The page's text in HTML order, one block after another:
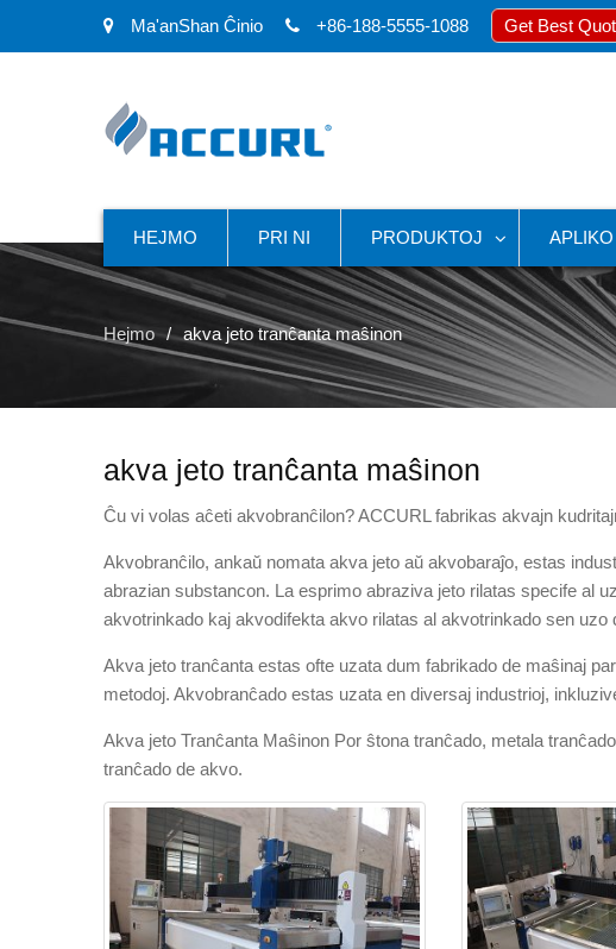
Ma'anShan Ĉinio +86-188-5555-1088 Get Best
HEJMO PRI NI PRODUKTOJ APLIKO
Hejmo akva jeto tranĉanta maŝinon
akva jeto tranĉanta maŝinon
Ĉu vi volas aĉeti akvobranĉilon? ACCURL fabrikas akvajn
Akvobranĉilo, ankaŭ nomata akva jeto aŭ akvobaraĵo, estas
abrazian substancon. La esprimo abraziva jeto rilatas specife al
akvotrinkado kaj akvodifekta akvo rilatas al akvotrinkado sen
Akva jeto tranĉanta estas ofte uzata dum fabrikado de maŝinaj
metodoj. Akvobranĉado estas uzata en diversaj industrioj,
Akva jeto Tranĉanta Maŝinon Por ŝtona tranĉado, metala
tranĉado de akvo.